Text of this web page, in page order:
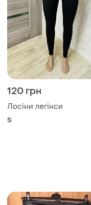
120 грн
Лосіни легінси
S